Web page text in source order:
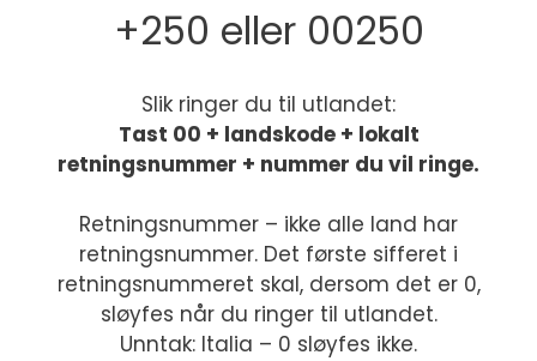
+250 eller 00250
Slik ringer du til utlandet:
Tast 00 + landskode + lokalt
retningsnummer + nummer du vil ringe.
Retningsnummer – ikke alle land har
retningsnummer. Det første sifferet i
retningsnummeret skal, dersom det er 0,
sløyfes når du ringer til utlandet.
Unntak: Italia – 0 sløyfes ikke.